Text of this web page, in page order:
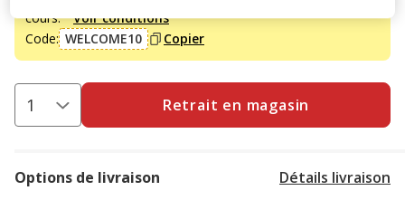
cours. Voir conditions
Code: WELCOME10 Copier
Retrait en magasin
Options de livraison Détails livraison